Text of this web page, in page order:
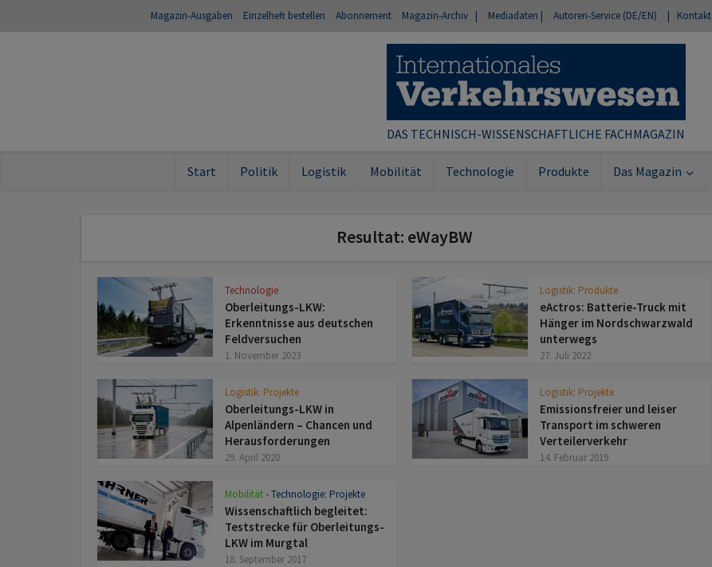
Magazin-Ausgaben Einzelheft bestellen Abonnement Magazin-Archiv | Mediadaten | Autoren-Service (DE/EN) | Kontakt
DAS TECHNISCH-WISSENSCHAFTLICHE FACHMAGAZIN
Start Politik Logistik Mobilität Technologie Produkte Das Magazin
Resultat: eWayBW
Technologie
Oberleitungs-LKW:
Erkenntnisse aus deutschen
Feldversuchen
1. November 2023
Logistik: Produkte
eActros: Batterie-Truck mit
Hänger im Nordschwarzwald
unterwegs
27. Juli 2022
Logistik: Projekte
Oberleitungs-LKW in
Alpenländern – Chancen und
Herausforderungen
29. April 2020
Logistik: Projekte
Emissionsfreier und leiser
Transport im schweren
Verteilerverkehr
14. Februar 2019
Mobilität • Technologie: Projekte
Wissenschaftlich begleitet:
Teststrecke für Oberleitungs-
LKW im Murgtal
18. September 2017